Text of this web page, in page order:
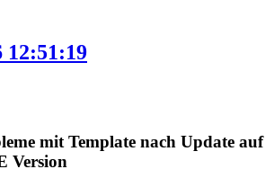
12:51:19
mit Template nach Update auf
Version